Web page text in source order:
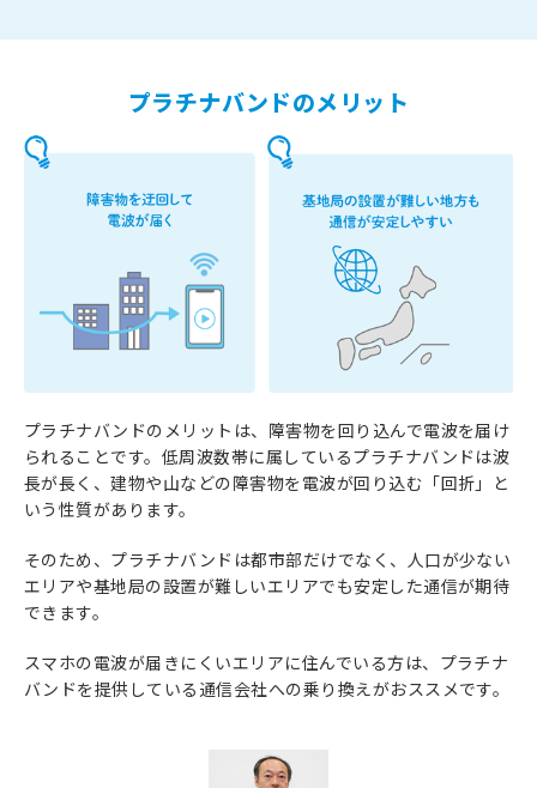
プラチナバンドのメリット
プラチナバンドのメリットは、障害物を回り込んで電波を届け
られることです。低周波数帯に属しているプラチナバンドは波
長が長く、建物や山などの障害物を電波が回り込む「回折」と
いう性質があります。
そのため、プラチナバンドは都市部だけでなく、人口が少ない
エリアや基地局の設置が難しいエリアでも安定した通信が期待
できます。
スマホの電波が届きにくいエリアに住んでいる方は、プラチナ
バンドを提供している通信会社への乗り換えがおススメです。